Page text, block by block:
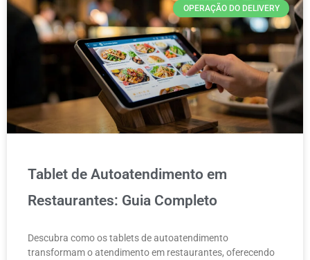
OPERAÇÃO DO DELIVERY
Tablet de Autoatendimento em
Restaurantes: Guia Completo
Descubra como os tablets de autoatendimento
transformam o atendimento em restaurantes, oferecendo